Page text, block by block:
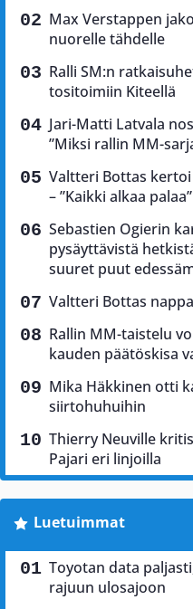
Max Verstappen
nuorelle tähdelle
Ralli SM:n
tositoimiin Kiteellä
Jari-Matti Latvala
”Miksi rallin MM-
Valtteri Bottas
– ”Kaikki alkaa palaa”
Sebastien Ogierin
pysäyttävistä
suuret puut
Valtteri Bottas
Rallin MM-taistelu
kauden päätöskisa
Mika Häkkinen otti
siirtohuhuihin
Thierry Neuville
Pajari eri linjoilla
Luetuimmat
Toyotan data
rajuun ulosajoon